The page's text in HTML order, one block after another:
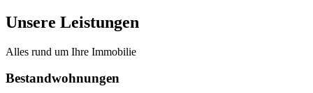
Unsere Leistungen
Alles rund um Ihre Immobilie
Bestandwohnungen